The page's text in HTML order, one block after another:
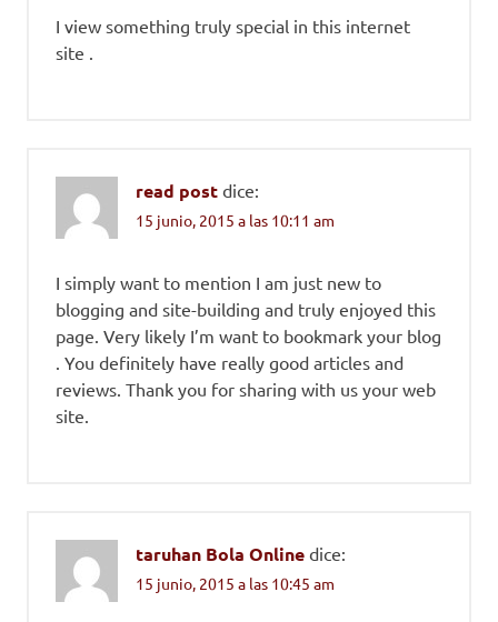
I view something truly special in this internet
site .
read post dice:
15 junio, 2015 a las 10:11 am
I simply want to mention I am just new to
blogging and site-building and truly enjoyed this
page. Very likely I’m want to bookmark your blog
. You definitely have really good articles and
reviews. Thank you for sharing with us your web
site.
taruhan Bola Online dice:
15 junio, 2015 a las 10:45 am